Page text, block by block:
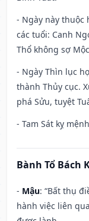
- Ngày này thuộc
các tuổi: Canh
Thổ không sợ
- Ngày Thìn lục
thành Thủy cục.
phá Sửu, tuyệt
- Tam Sát kỵ
Bành Tổ Bách
- Mậu: “Bất thụ
hành việc liên